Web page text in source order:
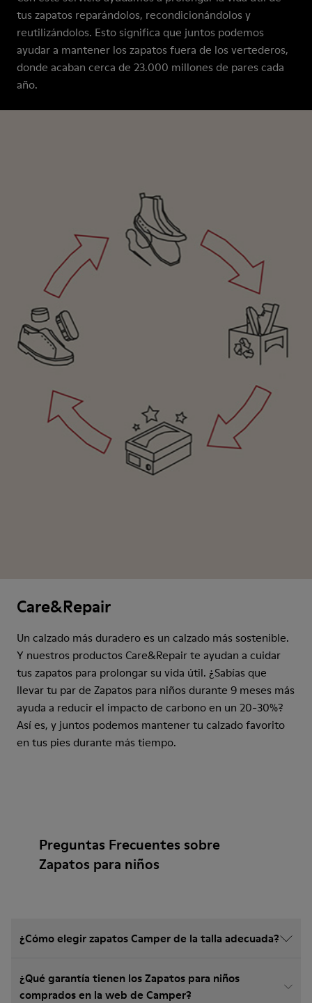
tus zapatos reparándolos, recondicionándolos y
reutilizándolos. Esto significa que juntos podemos
ayudar a mantener los zapatos fuera de los vertederos,
donde acaban cerca de 23.000 millones de pares cada
año.
Care&Repair
Un calzado más duradero es un calzado más sostenible.
Y nuestros productos Care&Repair te ayudan a cuidar
tus zapatos para prolongar su vida útil. ¿Sabías que
llevar tu par de Zapatos para niños durante 9 meses más
ayuda a reducir el impacto de carbono en un 20-30%?
Así es, y juntos podemos mantener tu calzado favorito
en tus pies durante más tiempo.
Preguntas Frecuentes sobre
Zapatos para niños
¿Cómo elegir zapatos Camper de la talla adecuada?
¿Qué garantía tienen los Zapatos para niños
comprados en la web de Camper?